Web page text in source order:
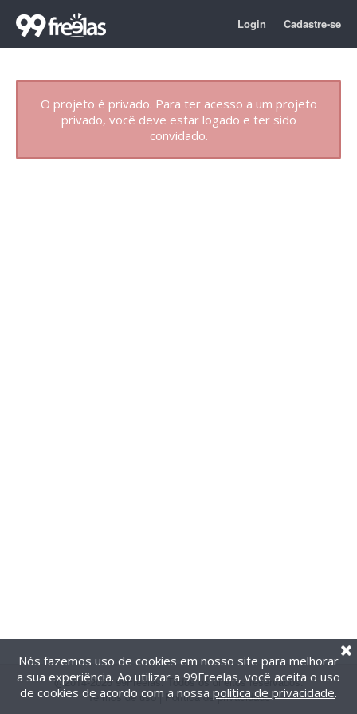
Login Cadastre-se
O projeto é privado. Para ter acesso a um projeto
privado, você deve estar logado e ter sido
convidado.
@2014-2026 99Freelas. Todos os direitos reservados.
Termos de uso| Política de privacidade
Nós fazemos uso de cookies em nosso site para melhorar
a sua experiência. Ao utilizar a 99Freelas, você aceita o uso
de cookies de acordo com a nossa política de privacidade.